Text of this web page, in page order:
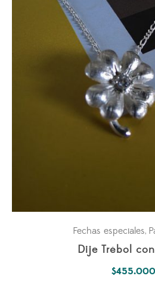
Fechas especiales,
Dije Trébol
$455.000